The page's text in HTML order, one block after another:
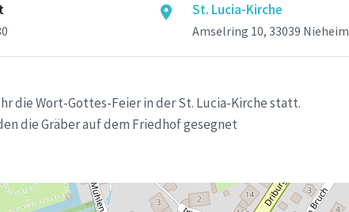
St. Lucia-Kirche
Amselring 10, 33039 Nieheim
die Wort-Gottes-Feier in der St. Lucia-Kirche statt.
die Gräber auf dem Friedhof gesegnet